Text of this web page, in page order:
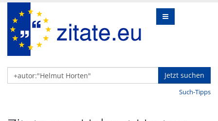
Jetzt suchen
Such-Tipps